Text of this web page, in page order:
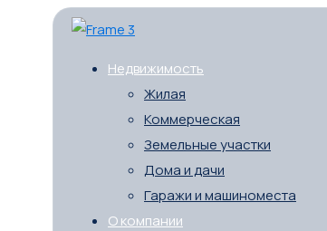
Недвижимость
Жилая
Коммерческая
Земельные участки
Дома и дачи
Гаражи и машиноместа
О компании